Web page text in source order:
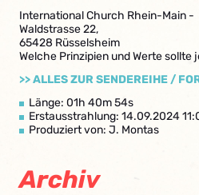
International Church Rhein-Main -
Waldstrasse 22,
65428 Rüsselsheim
Welche Prinzipien und Werte sollte
>> ALLES ZUR SENDEREIHE /
Länge: 01h 40m 54s
Erstausstrahlung: 14.09.2024
Produziert von: J. Montas
Archiv